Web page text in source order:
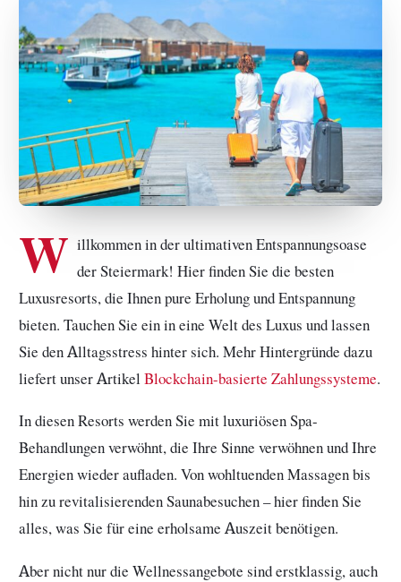
W illkommen in der ultimativen Entspannungsoase
der Steiermark! Hier finden Sie die besten
Luxusresorts, die Ihnen pure Erholung und Entspannung
bieten. Tauchen Sie ein in eine Welt des Luxus und lassen
Sie den Alltagsstress hinter sich. Mehr Hintergründe dazu
liefert unser Artikel Blockchain-basierte Zahlungssysteme.
In diesen Resorts werden Sie mit luxuriösen Spa-
Behandlungen verwöhnt, die Ihre Sinne verwöhnen und Ihre
Energien wieder aufladen. Von wohltuenden Massagen bis
hin zu revitalisierenden Saunabesuchen – hier finden Sie
alles, was Sie für eine erholsame Auszeit benötigen.
Aber nicht nur die Wellnessangebote sind erstklassig, auch